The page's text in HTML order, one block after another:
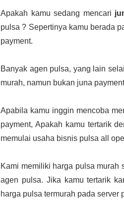
Apakah kamu sedang mencari
pulsa ? Sepertinya kamu berada
payment.
Banyak agen pulsa, yang lain
murah, namun bukan juna
Apabila kamu inggin mencoba
payment, Apakah kamu tertarik
memulai usaha bisnis pulsa all
Kami memiliki harga pulsa murah
agen pulsa. Jika kamu tertarik
harga pulsa termurah pada server